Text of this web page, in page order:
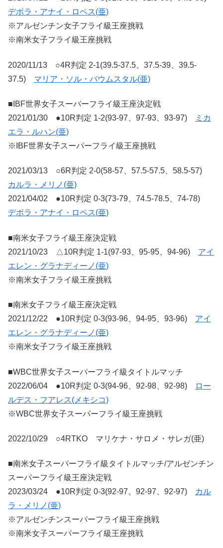
デボラ・アナイ・ロペス(亜)
※アルゼンチン女子フライ級王座挑戦
※南米女子フライ級王座挑戦
2020/11/13 ○4R判定 2-1(39.5-37.5、37.5-39、39.5-
37.5) マリア・ソル・バウムスタル(亜)
■IBF世界女子スーパーフライ級王座決定戦
2021/01/30 ●10R判定 1-2(93-97、97-93、93-97)
ミカ
エラ・ルハン(亜)
※IBF世界女子スーパーフライ級王座挑戦
2021/03/13 ○6R判定 2-0(58-57、57.5-57.5、58.5-57)
カルラ・メリノ(亜)
2021/04/02 ●10R判定 0-3(73-79、74.5-78.5、74-78)
デボラ・アナイ・ロペス(亜)
■南米女子フライ級王座決定戦
2021/10/23 △10R判定 1-1(97-93、95-95、94-96) アイ
エレン・グラナディーノ(亜)
※南米女子フライ級王座挑戦
■南米女子フライ級王座決定戦
2021/12/22 ●10R判定 0-3(93-96、94-95、93-96) アイ
エレン・グラナディーノ(亜)
※南米女子フライ級王座挑戦
■WBC世界女子スーパーフライ級タイトルマッチ
2022/06/04 ●10R判定 0-3(94-96、92-98、92-98)
ロー
ルデス・フアレス(メキシコ)
※WBC世界女子スーパーフライ級王座挑戦
2022/10/29 ○4RTKO マリケナ・サロメ・サレガ(亜)
■南米女子スーパーフライ級タイトルマッチ/アルゼンチン
スーパーフライ級王座決定戦
2023/03/24 ●10R判定 0-3(92-97、92-97、92-97)
カル
ラ・メリノ(亜)
※アルゼンチンスーパーフライ級王座挑戦
※南米女子スーパーフライ級王座挑戦